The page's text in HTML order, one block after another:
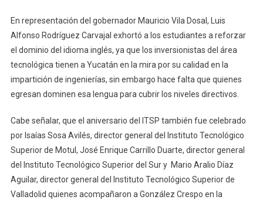
En representación del gobernador Mauricio Vila Dosal, Luis
Alfonso Rodríguez Carvajal exhortó a los estudiantes a reforzar
el dominio del idioma inglés, ya que los inversionistas del área
tecnológica tienen a Yucatán en la mira por su calidad en la
impartición de ingenierías, sin embargo hace falta que quienes
egresan dominen esa lengua para cubrir los niveles directivos.
Cabe señalar, que el aniversario del ITSP también fue celebrado
por Isaías Sosa Avilés, director general del Instituto Tecnológico
Superior de Motul, José Enrique Carrillo Duarte, director general
del Instituto Tecnológico Superior del Sur y Mario Aralio Díaz
Aguilar, director general del Instituto Tecnológico Superior de
Valladolid quienes acompañaron a González Crespo en la